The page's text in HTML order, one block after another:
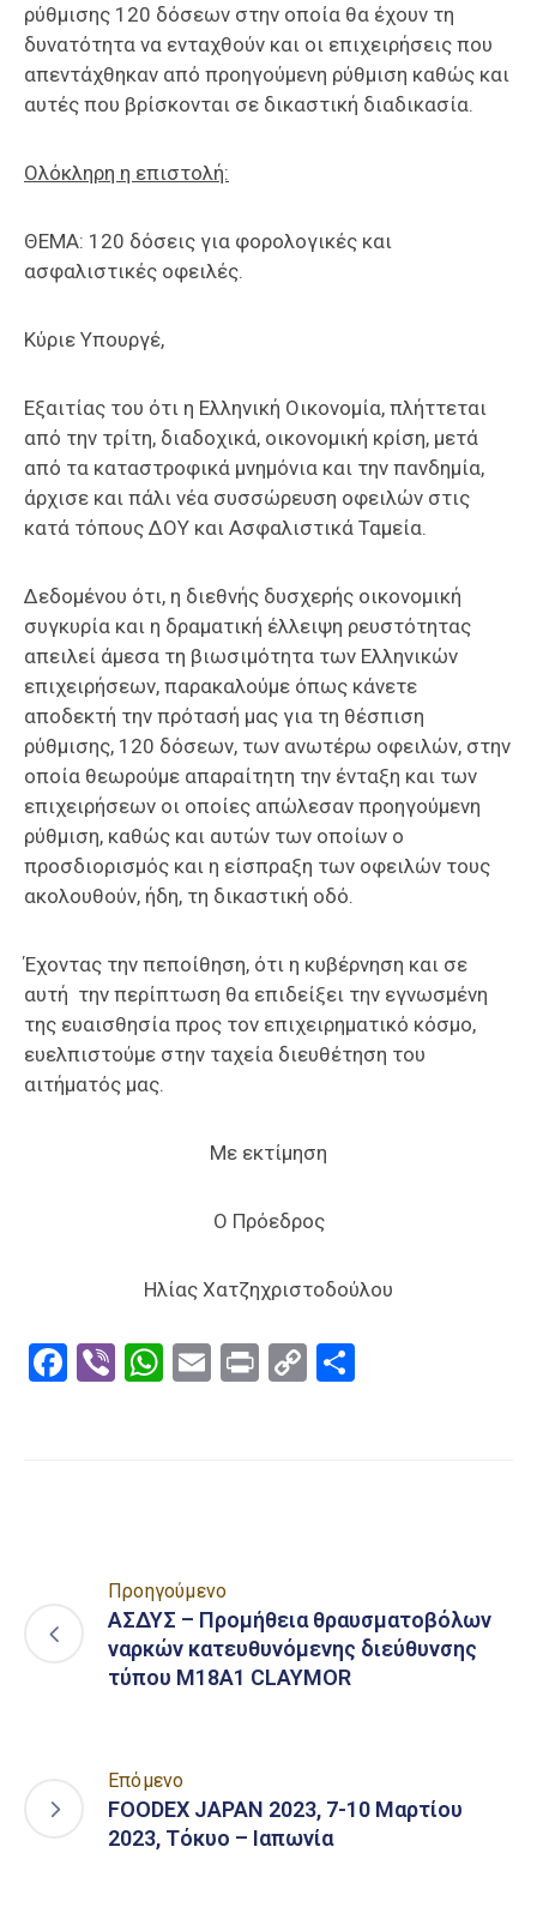
ρύθμισης 120 δόσεων στην οποία θα έχουν τη
δυνατότητα να ενταχθούν και οι επιχειρήσεις που
απεντάχθηκαν από προηγούμενη ρύθμιση καθώς και
αυτές που βρίσκονται σε δικαστική διαδικασία.
Ολόκληρη η επιστολή:
ΘΕΜΑ: 120 δόσεις για φορολογικές και
ασφαλιστικές οφειλές.
Κύριε Υπουργέ,
Εξαιτίας του ότι η Ελληνική Οικονομία, πλήττεται
από την τρίτη, διαδοχικά, οικονομική κρίση, μετά
από τα καταστροφικά μνημόνια και την πανδημία,
άρχισε και πάλι νέα συσσώρευση οφειλών στις
κατά τόπους ΔΟΥ και Ασφαλιστικά Ταμεία.
Δεδομένου ότι, η διεθνής δυσχερής οικονομική
συγκυρία και η δραματική έλλειψη ρευστότητας
απειλεί άμεσα τη βιωσιμότητα των Ελληνικών
επιχειρήσεων, παρακαλούμε όπως κάνετε
αποδεκτή την πρότασή μας για τη θέσπιση
ρύθμισης, 120 δόσεων, των ανωτέρω οφειλών, στην
οποία θεωρούμε απαραίτητη την ένταξη και των
επιχειρήσεων οι οποίες απώλεσαν προηγούμενη
ρύθμιση, καθώς και αυτών των οποίων ο
προσδιορισμός και η είσπραξη των οφειλών τους
ακολουθούν, ήδη, τη δικαστική οδό.
Έχοντας την πεποίθηση, ότι η κυβέρνηση και σε
αυτή την περίπτωση θα επιδείξει την εγνωσμένη
της ευαισθησία προς τον επιχειρηματικό κόσμο,
ευελπιστούμε στην ταχεία διευθέτηση του
αιτήματός μας.
Με εκτίμηση
Ο Πρόεδρος
Ηλίας Χατζηχριστοδούλου
Facebook
ViberWhatsApp
EmailPrintCopy
Προηγούμενο
ΑΣΔΥΣ – Προμήθεια θραυσματοβόλων
ναρκών κατευθυνόμενης διεύθυνσης
τύπου Μ18Α1 CLAYMOR
Επόμενο
FOODEX JAPAN 2023, 7-10 Μαρτίου
2023, Τόκυο – Ιαπωνία